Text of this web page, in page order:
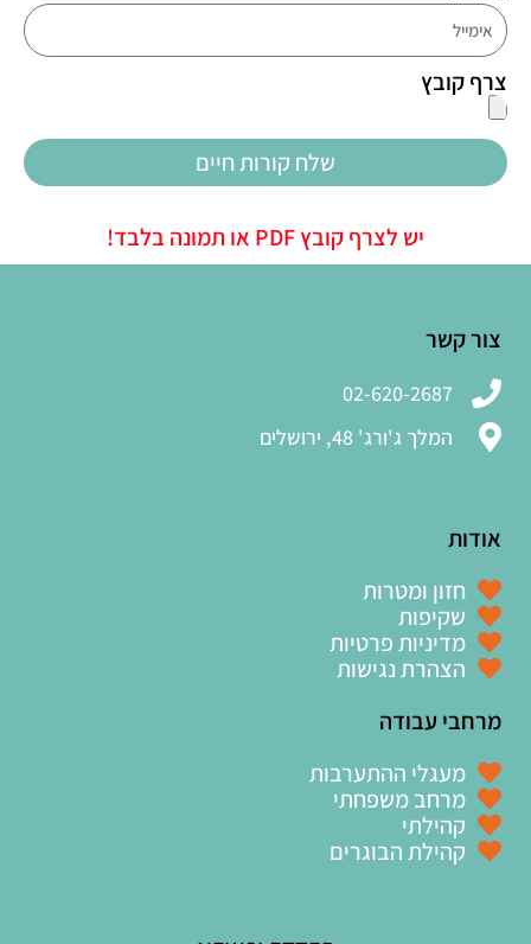
צרף קובץ
שלח קורות חיים
יש לצרף קובץ PDF או תמונה בלבד!
צור קשר
02-620-2687
המלך ג'ורג' 48, ירושלים
אודות
חזון ומטרות
שקיפות
מדיניות פרטיות
הצהרת נגישות
מרחבי עבודה
מעגלי ההתערבות
מרחב משפחתי
קהילתי
קהילת הבוגרים